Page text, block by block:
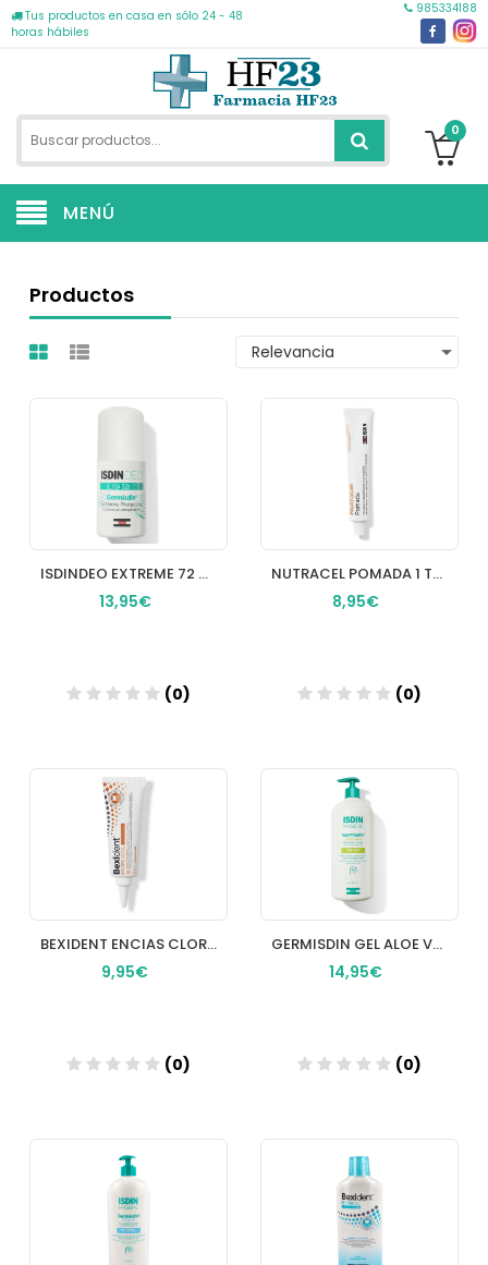
Tus productos en casa en sólo 24 - 48
horas hábiles
985334188
0
MENÚ
Productos
ISDINDEO EXTREME 72 H LAMBDA CONTROL ROLL ON 50 ML
13,95€
(0)
Añadir
NUTRACEL POMADA 1 TUBO 50 G
8,95€
(0)
Añadir
BEXIDENT ENCIAS CLORHEXIDINA GEL GINGIVAL 1 ENVASE 50 ML
9,95€
(0)
Añadir
GERMISDIN GEL ALOE VERA 1000 ML
14,95€
(0)